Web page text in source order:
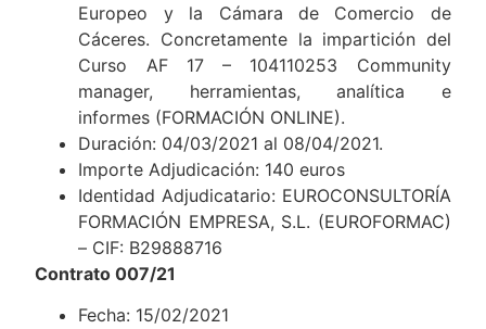
Europeo y la Cámara de Comercio de
Cáceres. Concretamente la impartición del
Curso AF 17 – 104110253 Community
manager, herramientas, analítica e
informes (FORMACIÓN ONLINE).
Duración: 04/03/2021 al 08/04/2021.
Importe Adjudicación: 140 euros
Identidad Adjudicatario: EUROCONSULTORÍA
FORMACIÓN EMPRESA, S.L. (EUROFORMAC)
– CIF: B29888716
Contrato 007/21
Fecha: 15/02/2021